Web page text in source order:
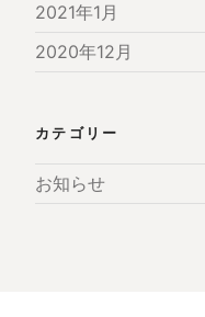
2021年1月
2020年12月
カテゴリー
お知らせ